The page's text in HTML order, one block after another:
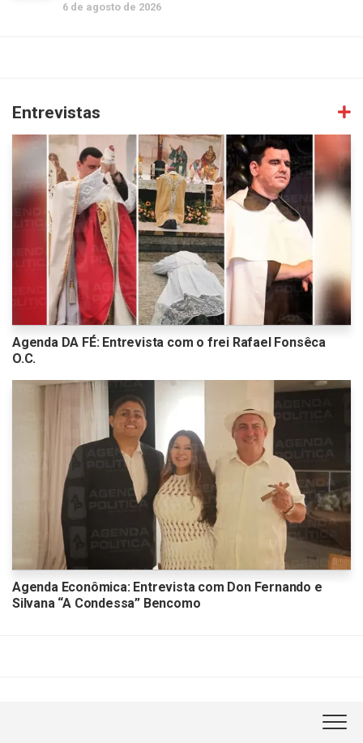
6 de agosto de 2026
Entrevistas
Agenda DA FÉ: Entrevista com o frei Rafael Fonsêca
O.C.
Agenda Econômica: Entrevista com Don Fernando e
Silvana “A Condessa” Bencomo